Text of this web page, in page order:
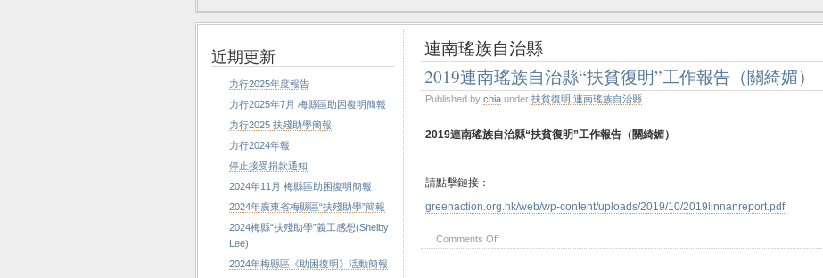
連南瑤族自治縣
2019連南瑤族自治縣“扶貧復明”工作報告（關綺媚）
Published by chia under 扶貧復明 連南瑤族自治縣
2019連南瑤族自治縣“扶貧復明”工作報告（關綺媚）
請點擊鏈接：
greenaction.org.hk/web/wp-content/uploads/2019/10/2019linnanreport.pdf
Comments Off
近期更新
力行2025年度報告
力行2025年7月 梅縣區助困復明簡報
力行2025 扶殘助學簡報
力行2024年報
停止接受捐款通知
2024年11月 梅縣區助困復明簡報
2024年廣東省梅縣區“扶殘助學”簡報
2024梅縣“扶殘助學”義工感想(Shelby
Lee)
2024年梅縣區《助困復明》活動簡報